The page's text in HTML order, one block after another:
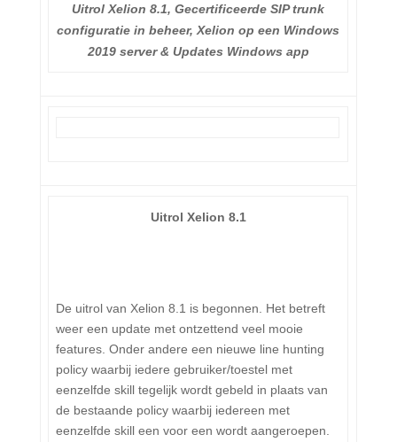
Uitrol Xelion 8.1, Gecertificeerde SIP trunk
configuratie in beheer, Xelion op een Windows
2019 server & Updates Windows app
Uitrol Xelion 8.1
De uitrol van Xelion 8.1 is begonnen. Het betreft
weer een update met ontzettend veel mooie
features. Onder andere een nieuwe line hunting
policy waarbij iedere gebruiker/toestel met
eenzelfde skill tegelijk wordt gebeld in plaats van
de bestaande policy waarbij iedereen met
eenzelfde skill een voor een wordt aangeroepen.